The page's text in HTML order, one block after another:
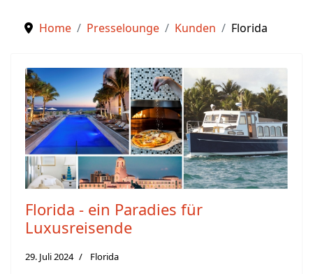
Home Presselounge Kunden Florida
Florida - ein Paradies für
Luxusreisende
29. Juli 2024 Florida